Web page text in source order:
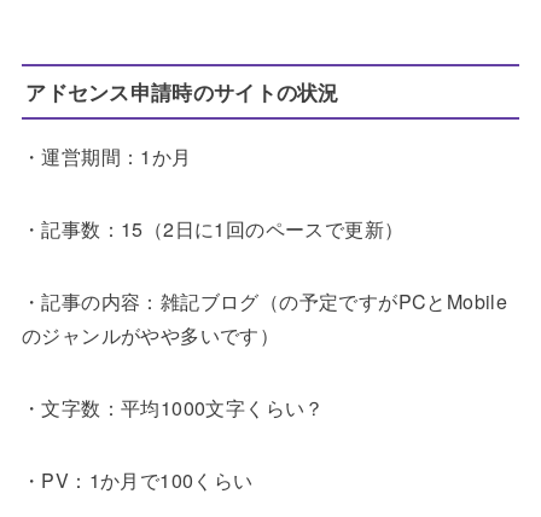
アドセンス申請時のサイトの状況
・運営期間：1か月
・記事数：15（2日に1回のペースで更新）
・記事の内容：雑記ブログ（の予定ですがPCとMobile
のジャンルがやや多いです）
・文字数：平均1000文字くらい？
・PV：1か月で100くらい